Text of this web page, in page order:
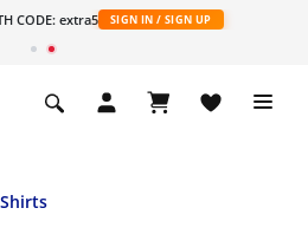
CODE: extra5 SIGN IN / SIGN UP